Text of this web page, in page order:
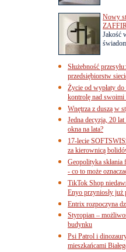
Nowy
Jakość
Służebność
przedsiębiorstw
Życie od wypłaty
kontrolę nad swoimi
Wnętrza z duszą w
Jedna decyzja, 20
okna na lata?
17-lecie
za kierownicą
Geopolityka
- co to może
TikTok Shop
Enyo przyniosły już
Entrix rozpoczyna
Styropian –
budynku
Psi Patrol i
mieszkańcami